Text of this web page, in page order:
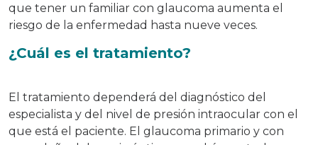
que tener un familiar con glaucoma aumenta el
riesgo de la enfermedad hasta nueve veces.
¿Cuál es el tratamiento?
El tratamiento dependerá del diagnóstico del
especialista y del nivel de presión intraocular con el
que está el paciente. El glaucoma primario y con